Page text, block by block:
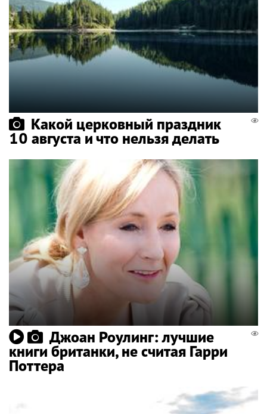
Какой церковный праздник
10 августа и что нельзя делать
Джоан Роулинг: лучшие
книги британки, не считая Гарри
Поттера